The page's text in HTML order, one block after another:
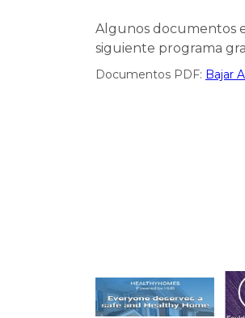
Algunos documentos
siguiente programa
Documentos PDF: Bajar